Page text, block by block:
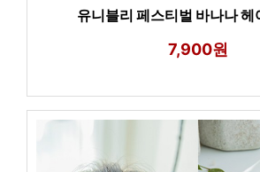
유니블리 페스티벌 바나나
7,900원